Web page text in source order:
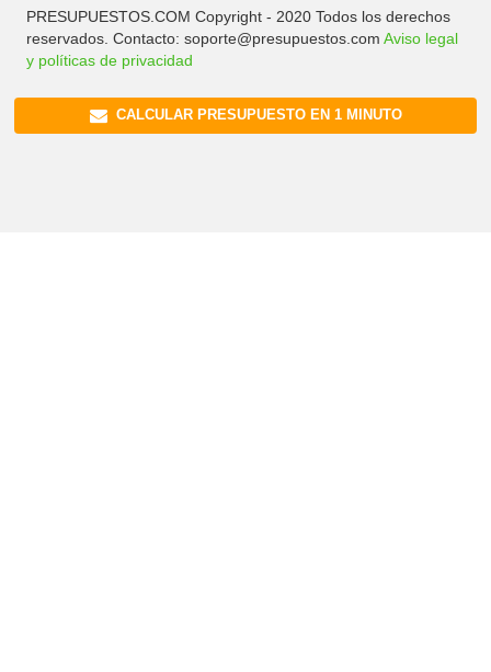
PRESUPUESTOS.COM Copyright - 2020 Todos los derechos
reservados. Contacto: soporte@presupuestos.com Aviso legal
y políticas de privacidad
CALCULAR PRESUPUESTO EN 1 MINUTO